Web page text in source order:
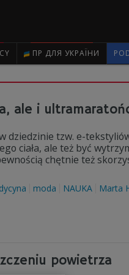
ПР ДЛЯ УКРАЇНИ
ale i
dziedzinie tzw. e-
ciała, ale też być
chętnie też
moda NAUKA Marta
powietrza